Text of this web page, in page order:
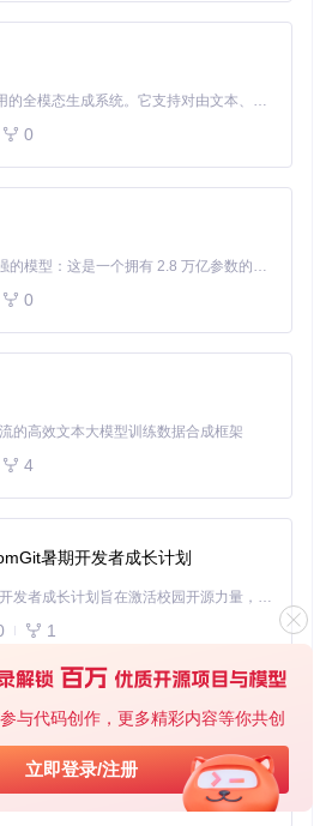
与代码创作，更多精彩内容等你共创
立即登录/注册
的"集装箱革命"
装箱，将RD-Agent及其所有依赖打
构建文件，位于rdagent/scenarios/d
Dockerfile，关键配置解析：
LFS支持大文件拉取
&& apt-get install -y \
\
apt/lists/*
避免污染系统Python环境
kaggle python==3.11 pip -y
件
git
https://gitcode.com/
make dev # 执行项目根目录Makefile中的开
≥20GB，网络连接稳定
MiniMax H3 是一个通用的全模态生成系统。它支持对由文本、图像、视频和音频组成的多模态上下文进行统一理解，并能生成分辨率高达 2K、时长可达 15 秒的带原生立体声音频的视频。得益于面向任务泛化的系统设计，H3 在预训练阶段就已具备广泛的多模态上下文理解与生成能力，能够出色地执行复杂的多模态指令。
0
Kimi K3 是Kimi能力最强的模型：这是一个拥有 2.8 万亿参数的混合专家（MoE）模型，具备原生视觉理解能力，并支持 100 万 token 的上下文窗口。
0
的高效文本大模型训练数据合成框架
4
暑期开发者成长计划
「源启盛夏」暑期校园开发者成长计划旨在激活校园开源力量，通过积分激励、认证扶持、资源倾斜等形式，引导高校组织和开发者完成「入驻 — 建项目 — 做贡献 — 获认证 — 得资源」的完整闭环。无论你是想带领社团入驻平台的组织者，还是希望用代码贡献证明自己的开发者，都能在这里找到属于你的成长路径。
1
基于Python的Xiaozhi AI，适用于想要完整Xiaozhi体验而无需拥有专用硬件的用户。
1